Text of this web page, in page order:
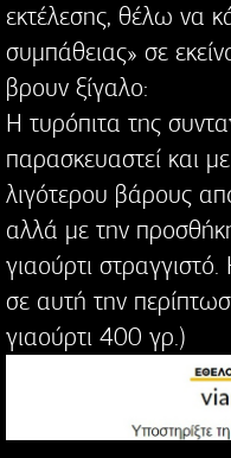
εκτέλεσης, θέλω να
συμπάθειας» σε
βρουν ξίγαλο:
Η τυρόπιτα της
παρασκευαστεί και
λιγότερου βάρους
αλλά με την
γιαούρτι
σε αυτή την
γιαούρτι 400 γρ.)